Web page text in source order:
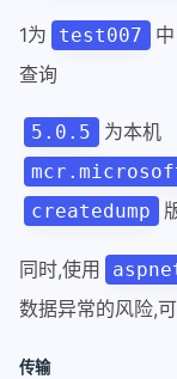
1为 test007 中
查询
5.0.5 为本机
createdump
同时,使用
数据异常的风险,
传输